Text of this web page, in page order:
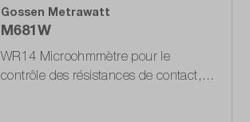
Gossen Metrawatt
M681W
WR14 Microohmmètre pour le
contrôle des résistances de contact,